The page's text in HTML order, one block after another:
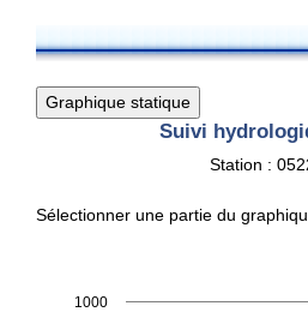
Suivi
Station :
Sélectionner une partie du
Line chart with 6 lines.
1000